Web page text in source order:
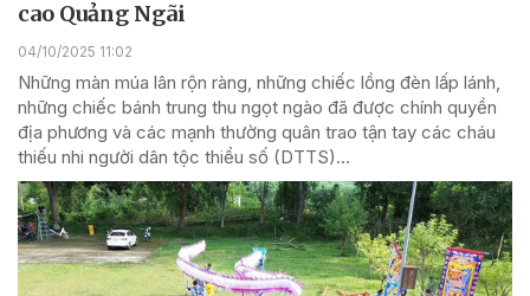
cao Quảng Ngãi
04/10/2025 11:02
Những màn múa lân rộn ràng, những chiếc lồng đèn lấp lánh,
những chiếc bánh trung thu ngọt ngào đã được chính quyền
địa phương và các mạnh thường quân trao tận tay các cháu
thiếu nhi người dân tộc thiểu số (DTTS)...